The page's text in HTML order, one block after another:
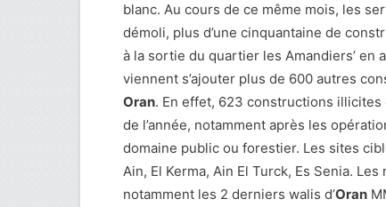
blanc. Au cours de ce même mois, les
démoli, plus d’une cinquantaine de
à la sortie du quartier les Amandiers’
viennent s’ajouter plus de 600 autres
Oran. En effet, 623 constructions illicites
de l’année, notamment après les
domaine public ou forestier. Les sites
Ain, El Kerma, Ain El Turck, Es Senia.
notamment les 2 derniers walis d’Oran